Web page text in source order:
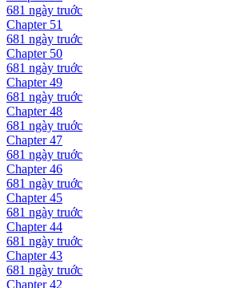
681 ngày truớc
Chapter 51
681 ngày truớc
Chapter 50
681 ngày truớc
Chapter49
681 ngày truớc
Chapter48
681 ngày truớc
Chapter47
681 ngày truớc
Chapter46
681 ngày truớc
Chapter45
681 ngày truớc
Chapter44
681 ngày truớc
Chapter43
681 ngày truớc
Chapter42